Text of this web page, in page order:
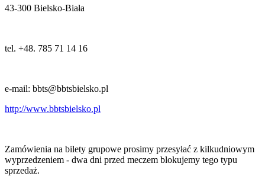
43-300 Bielsko-Biała
tel. +48. 785 71 14 16
e-mail: bbts@bbtsbielsko.pl
http://www.bbtsbielsko.pl
Zamówienia na bilety grupowe prosimy przesyłać z kilkudniowym
wyprzedzeniem - dwa dni przed meczem blokujemy tego typu
sprzedaż.